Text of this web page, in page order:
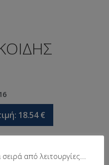
18.54€
από λειτουργίες...